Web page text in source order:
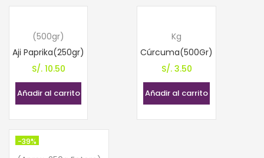
(500gr)
Aji Paprika(250gr)
S/.10.50
Añadir al carrito
Kg
Cúrcuma(500Gr)
S/.3.50
Añadir al carrito
-39%